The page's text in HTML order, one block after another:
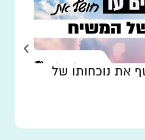
את נוכחותו של